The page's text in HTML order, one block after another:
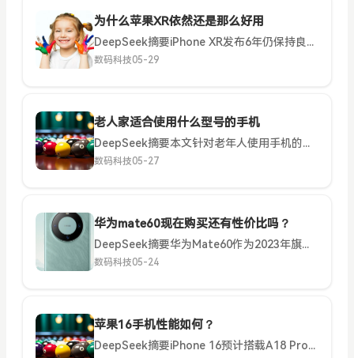
为什么苹果XR依然还是那么好用
DeepSeek摘要iPhone XR发布6年仍保持良好体验，得益于A12芯片的持久性能、iOS系统长期优化支持、实用硬件配置和经典设计。其LCD屏避免烧屏，单摄满足日常需求，电池续航稳定，性价比突出...
数码科技05-29
老人家适合使用什么型号的手机
DeepSeek摘要本文针对老年人使用手机的特殊需求，分析了功能机、智能手机（老年模式）和专为老人设计的智能手机三类选择，提供了从入门到高端的型号推荐。重点考虑了大字体、简单界面、紧急求助和持久续航等...
数码科技05-27
华为mate60现在购买还有性价比吗？
DeepSeek摘要华为Mate60作为2023年旗舰机型，搭载麒麟9000S芯片、卫星通信和HarmonyOS 4.0，在影像、通信和系统体验方面优势明显。虽然游戏性能略逊于竞品，但保值率高、生态协...
数码科技05-24
苹果16手机性能如何？
DeepSeek摘要iPhone 16预计搭载A18 Pro芯片，采用3nm工艺，CPU性能提升10-25%，GPU光线追踪性能提升30-40%。AI计算能力显著增强，神经引擎达50 TOPS。配备8...